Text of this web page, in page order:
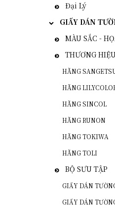
Đại Lý
GIẤY DÁN
MÀU SẮC -
THƯƠNG
HÃNG
HÃNG
HÃNG SINCOL
HÃNG RUNON
HÃNG TOKIWA
HÃNG TOLI
BỘ SƯU TẬP
GIẤY DÁN
GIẤY DÁN